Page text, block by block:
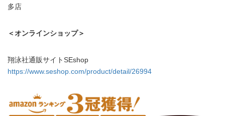
多店
＜オンラインショップ＞
翔泳社通販サイトSEshop
https://www.seshop.com/product/detail/26994